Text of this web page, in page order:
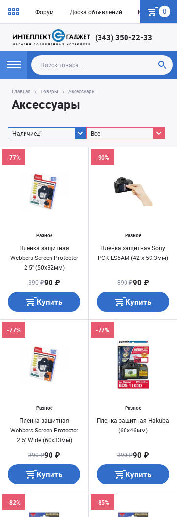
Форум Доска объявлений Как купить
0
(343) 350-22-33
Главная Товары Аксессуары
Аксессуары
Наличие Все
Разное
Пленка защитная
Webbers Screen Protector
2.5'' (50х32мм)
-77%
390 ₽90 ₽
Купить
Разное
Пленка защитная Sony
PCK-LS5AM (42 x 59.3мм)
-90%
890 ₽90 ₽
Купить
Разное
Пленка защитная
Webbers Screen Protector
2.5'' Wide (60х33мм)
-77%
390 ₽90 ₽
Купить
Разное
Пленка защитная Hakuba
(60х46мм)
-77%
390 ₽90 ₽
Купить
-82% -85%